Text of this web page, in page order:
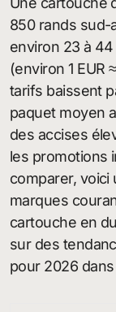
850 rands sud-
environ 23 à
(environ 1 EUR
tarifs baissent
paquet moyen
des accises
les promotions
comparer, voici
marques
cartouche en
sur des
pour 2026